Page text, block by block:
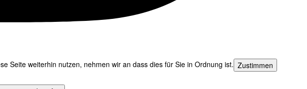
Seite weiterhin nutzen, nehmen wir an dass dies für Sie in Ordnung ist. Zustimmen